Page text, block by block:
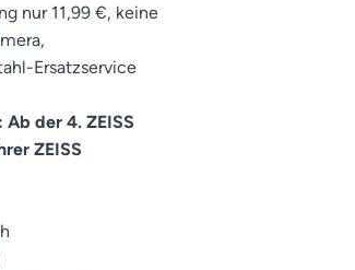
nur 11,99 €, keine
Ersatzservice
der 4. ZEISS
ZEISS